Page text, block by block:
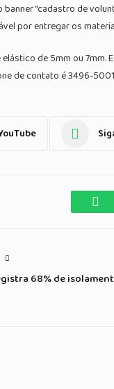
“cadastro de
por entregar os
de 5mm ou 7mm.
de contato é 3496-
68% de